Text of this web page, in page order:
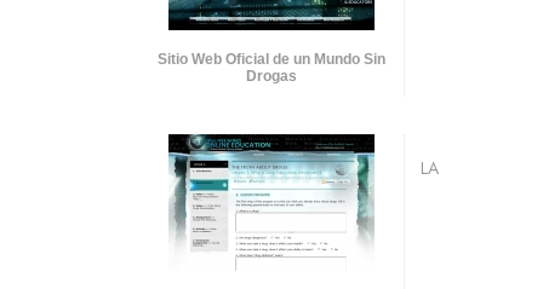
Sitio Web Oficial de un Mundo Sin
Drogas
LA